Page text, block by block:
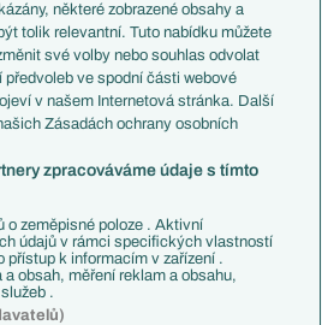
0:1 Cerezo Osaka (JPN)
3:1
3:1
některé zobrazené obsahy a
tolik relevantní. Tuto nabídku můžete
své volby nebo souhlas odvolat
předvoleb ve spodní části webové
v našem Internetová stránka. Další
Zásadách ochrany osobních
zpracováváme údaje s tímto
o zeměpisné poloze . Aktivní
údajů v rámci specifických vlastností
přístup k informacím v zařízení .
obsah, měření reklam a obsahu,
.